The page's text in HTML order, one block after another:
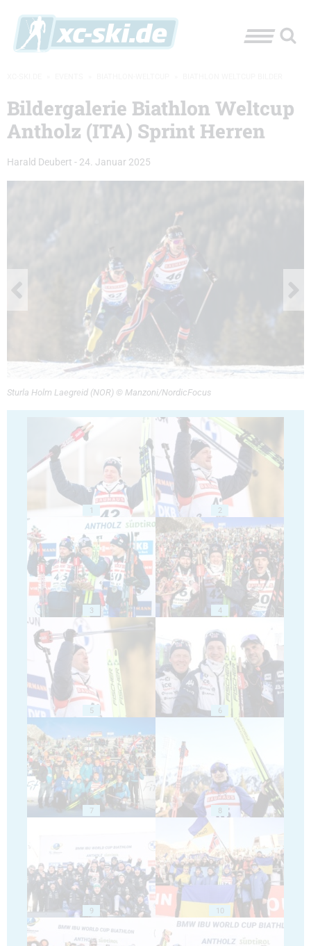
Bildergalerie Biathlon Weltcup
Antholz (ITA) Sprint Herren
Harald Deubert - 24. Januar 2025
Sturla Holm Laegreid (NOR) © Manzoni/NordicFocus
1 2
3 4
5 6
7 8
9 10